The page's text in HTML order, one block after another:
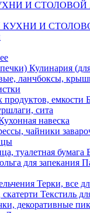
КУХНИ И
Кулинария
сита
навеска
Терки, все
Текстиль